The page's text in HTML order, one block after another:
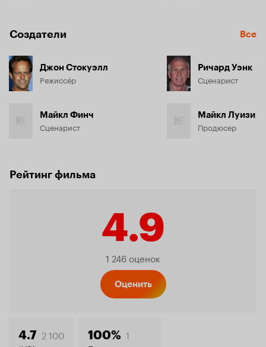
Создатели Все
Джон Стокуэлл
Режиссёр
Майкл Финч
Сценарист
Ричард Уэнк
Сценарист
Майкл Луизи
Продюсер
Рейтинг фильма
4.9
Рейтинг
1 246 оценок
Оценить
4.7 2 100 100% 1